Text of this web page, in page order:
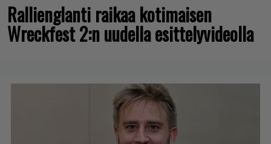
Rallienglanti raikaa kotimaisen
Wreckfest 2:n uudella esittelyvideolla